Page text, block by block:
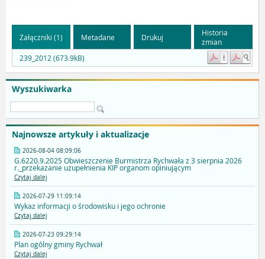
Wyszukiwarka
Najnowsze artykuły i aktualizacje
2026-08-04 08:09:06
G.6220.9.2025 Obwieszczenie Burmistrza Rychwała z 3 sierpnia 2026
r._przekazanie uzupełnienia KIP organom opiniującym
Czytaj dalej
2026-07-29 11:09:14
Wykaz informacji o środowisku i jego ochronie
Czytaj dalej
2026-07-23 09:29:14
Plan ogólny gminy Rychwał
Czytaj dalej
Załączniki (1) Metadane Drukuj
Historia
zmian
239_2012 (673.9kB)